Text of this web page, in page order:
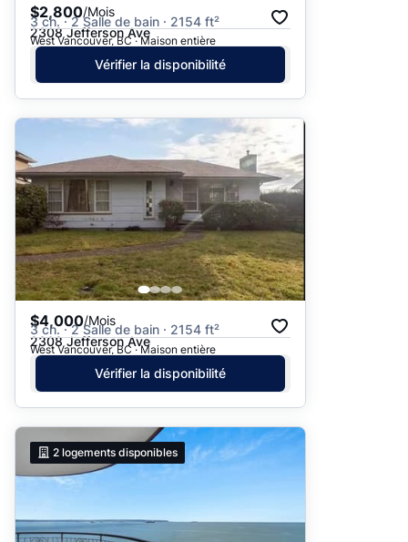
$2,800/Mois
3 ch. · 2 Salle de bain · 2154 ft²
2308 Jefferson Ave
West Vancouver, BC · Maison entière
Vérifier la disponibilité
$4,000/Mois
3 ch. · 2 Salle de bain · 2154 ft²
2308 Jefferson Ave
West Vancouver, BC · Maison entière
Vérifier la disponibilité
2 logements disponibles